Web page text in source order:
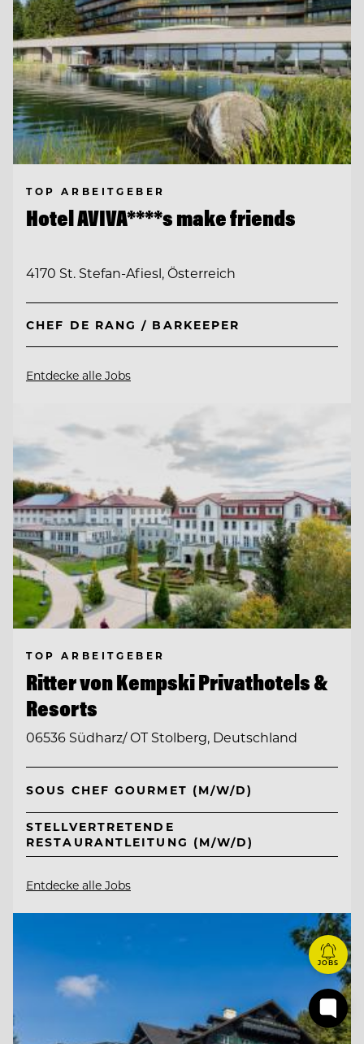
TOP ARBEITGEBER
Hotel AVIVA****s make friends
4170 St. Stefan-Afiesl, Österreich
CHEF DE RANG / BARKEEPER
Entdecke alle Jobs
TOP ARBEITGEBER
Ritter von Kempski Privathotels &
Resorts
06536 Südharz/ OT Stolberg, Deutschland
SOUS CHEF GOURMET (M/W/D)
STELLVERTRETENDE
RESTAURANTLEITUNG (M/W/D)
Entdecke alle Jobs
JOBS